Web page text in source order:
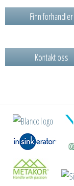
Finn forhandler
Kontakt oss